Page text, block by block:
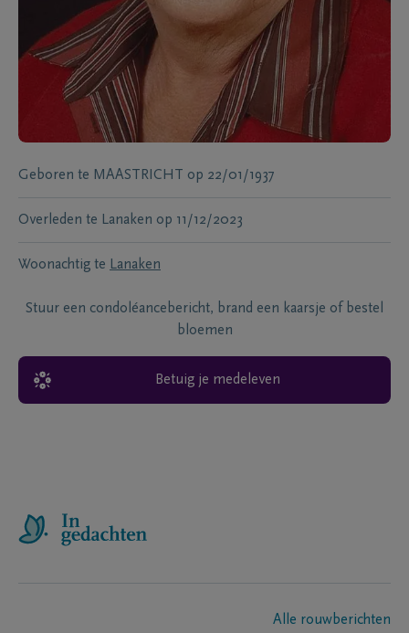
Geboren te MAASTRICHT op 22/01/1937
Overleden te Lanaken op 11/12/2023
Woonachtig te Lanaken
Stuur een condoléancebericht, brand een kaarsje of bestel
bloemen
Betuig je medeleven
Alle rouwberichten